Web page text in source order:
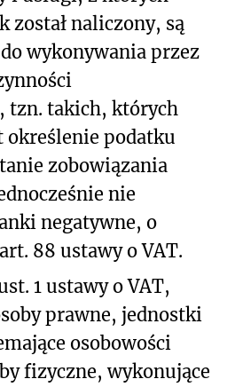
został naliczony, są
wykonywania przez
tzn. takich, których
określenie podatku
zobowiązania
nie
negatywne, o
88 ustawy o VAT.
1 ustawy o VAT,
prawne, jednostki
osobowości
fizyczne, wykonujące